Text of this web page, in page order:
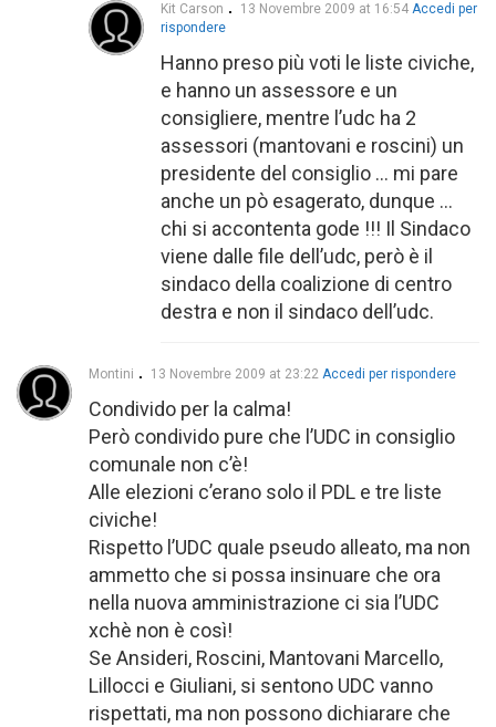
Kit Carson 13 Novembre 2009 at 16:54 Accedi per
rispondere
Hanno preso più voti le liste civiche,
e hanno un assessore e un
consigliere, mentre l’udc ha 2
assessori (mantovani e roscini) un
presidente del consiglio … mi pare
anche un pò esagerato, dunque …
chi si accontenta gode !!! Il Sindaco
viene dalle file dell’udc, però è il
sindaco della coalizione di centro
destra e non il sindaco dell’udc.
Montini 13 Novembre 2009 at 23:22 Accedi per rispondere
Condivido per la calma!
Però condivido pure che l’UDC in consiglio
comunale non c’è!
Alle elezioni c’erano solo il PDL e tre liste
civiche!
Rispetto l’UDC quale pseudo alleato, ma non
ammetto che si possa insinuare che ora
nella nuova amministrazione ci sia l’UDC
xchè non è così!
Se Ansideri, Roscini, Mantovani Marcello,
Lillocci e Giuliani, si sentono UDC vanno
rispettati, ma non possono dichiarare che